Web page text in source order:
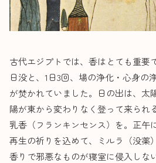
古代エジプトでは、香はとても重要
日没と、1日3回、場の浄化・心身の
が焚かれていました。日の出は、太
陽が東から変わりなく登って来られ
乳香（フランキンセンス）を。正午
再生の祈りを込めて、ミルラ（没薬
香りで邪悪なものが寝室に侵入しな